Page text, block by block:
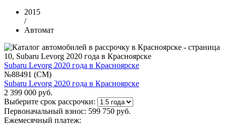
2015
/
Автомат
Subaru Levorg 2020 года в Красноярске
№88491 (CM)
Subaru Levorg 2020 года в Красноярске
2 399 000 руб.
Выберите срок рассрочки:
Первоначальный взнос: 599 750 руб.
Ежемесячный платеж: